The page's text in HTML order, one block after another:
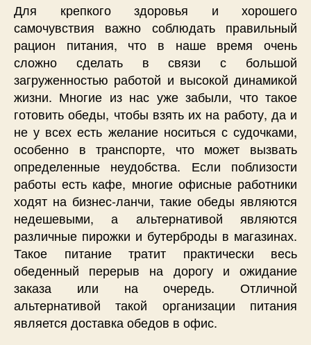
Для крепкого здоровья и хорошего
самочувствия важно соблюдать правильный
рацион питания, что в наше время очень
сложно сделать в связи с большой
загруженностью работой и высокой динамикой
жизни. Многие из нас уже забыли, что такое
готовить обеды, чтобы взять их на работу, да и
не у всех есть желание носиться с судочками,
особенно в транспорте, что может вызвать
определенные неудобства. Если поблизости
работы есть кафе, многие офисные работники
ходят на бизнес-ланчи, такие обеды являются
недешевыми, а альтернативой являются
различные пирожки и бутерброды в магазинах.
Такое питание тратит практически весь
обеденный перерыв на дорогу и ожидание
заказа или на очередь. Отличной
альтернативой такой организации питания
является доставка обедов в офис.